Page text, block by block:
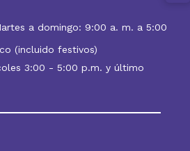
a domingo: 9:00 a. m. a 5:00
(incluido festivos)
3:00 - 5:00 p.m. y último